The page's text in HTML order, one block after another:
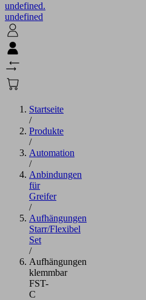
undefined.
undefined
Startseite
/
Produkte
/
Automation
/
Anbindungen
für
Greifer
/
Aufhängungen
Starr/Flexibel
Set
/
Aufhängungen
klemmbar
FST-
C